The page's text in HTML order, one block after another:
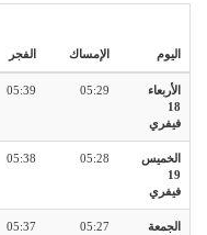
اليوم الإمساك الفجر
الأربعاء
18
فيفري
05:29
05:39
الخميس
19
فيفري
05:28
05:38
الجمعة
05:27
05:37